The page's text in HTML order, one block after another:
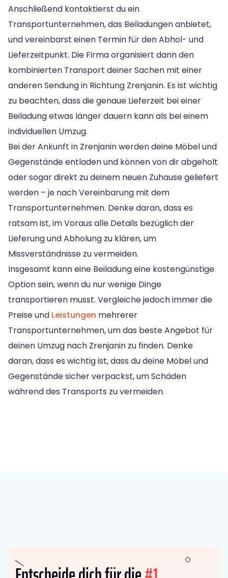
Anschließend kontaktierst du ein
Transportunternehmen, das Beiladungen anbietet,
und vereinbarst einen Termin für den Abhol- und
Lieferzeitpunkt. Die Firma organisiert dann den
kombinierten Transport deiner Sachen mit einer
anderen Sendung in Richtung Zrenjanin. Es ist wichtig
zu beachten, dass die genaue Lieferzeit bei einer
Beiladung etwas länger dauern kann als bei einem
individuellen Umzug.
Bei der Ankunft in Zrenjanin werden deine Möbel und
Gegenstände entladen und können von dir abgeholt
oder sogar direkt zu deinem neuen Zuhause geliefert
werden – je nach Vereinbarung mit dem
Transportunternehmen. Denke daran, dass es
ratsam ist, im Voraus alle Details bezüglich der
Lieferung und Abholung zu klären, um
Missverständnisse zu vermeiden.
Insgesamt kann eine Beiladung eine kostengünstige
Option sein, wenn du nur wenige Dinge
transportieren musst. Vergleiche jedoch immer die
Preise und Leistungen mehrerer
Transportunternehmen, um das beste Angebot für
deinen Umzug nach Zrenjanin zu finden. Denke
daran, dass es wichtig ist, dass du deine Möbel und
Gegenstände sicher verpackst, um Schäden
während des Transports zu vermeiden.